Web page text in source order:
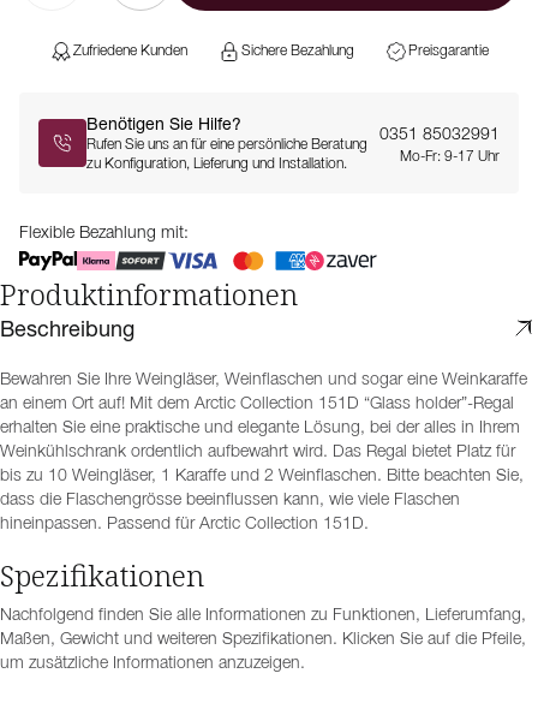
Zufriedene Kunden Sichere Bezahlung Preisgarantie
Benötigen Sie Hilfe?
Rufen Sie uns an für eine persönliche Beratung
zu Konfiguration, Lieferung und Installation.
0351 85032991
Mo-Fr: 9-17 Uhr
Flexible Bezahlung mit:
Produktinformationen
Beschreibung
Bewahren Sie Ihre Weingläser, Weinflaschen und sogar eine Weinkaraffe
an einem Ort auf! Mit dem Arctic Collection 151D “Glass holder”-Regal
erhalten Sie eine praktische und elegante Lösung, bei der alles in Ihrem
Weinkühlschrank ordentlich aufbewahrt wird. Das Regal bietet Platz für
bis zu 10 Weingläser, 1 Karaffe und 2 Weinflaschen. Bitte beachten Sie,
dass die Flaschengrösse beeinflussen kann, wie viele Flaschen
hineinpassen. Passend für Arctic Collection 151D.
Spezifikationen
Nachfolgend finden Sie alle Informationen zu Funktionen, Lieferumfang,
Maßen, Gewicht und weiteren Spezifikationen. Klicken Sie auf die Pfeile,
um zusätzliche Informationen anzuzeigen.